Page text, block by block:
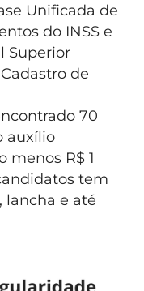
Unificada de
do INSS e
Superior
de
70
auxílio
menos R$ 1
tem
lancha e até